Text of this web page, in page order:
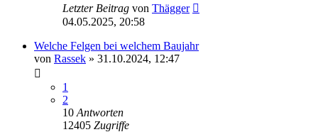
Letzter Beitrag von Thägger
04.05.2025, 20:58
Welche Felgen bei welchem Baujahr
von Rassek » 31.10.2024, 12:47
1
2
10 Antworten
12405 Zugriffe